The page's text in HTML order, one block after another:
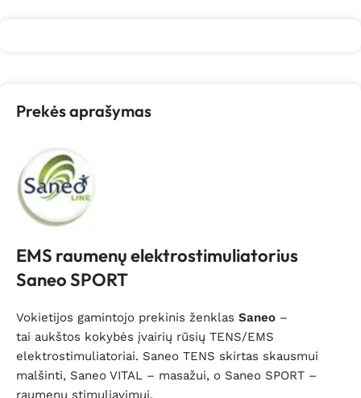
Prekės aprašymas
EMS raumenų elektrostimuliatorius
Saneo SPORT
Vokietijos gamintojo prekinis ženklas Saneo –
tai aukštos kokybės įvairių rūsių TENS/EMS
elektrostimuliatoriai. Saneo TENS skirtas skausmui
malšinti, Saneo VITAL – masažui, o Saneo SPORT –
raumenų stimuliavimui.